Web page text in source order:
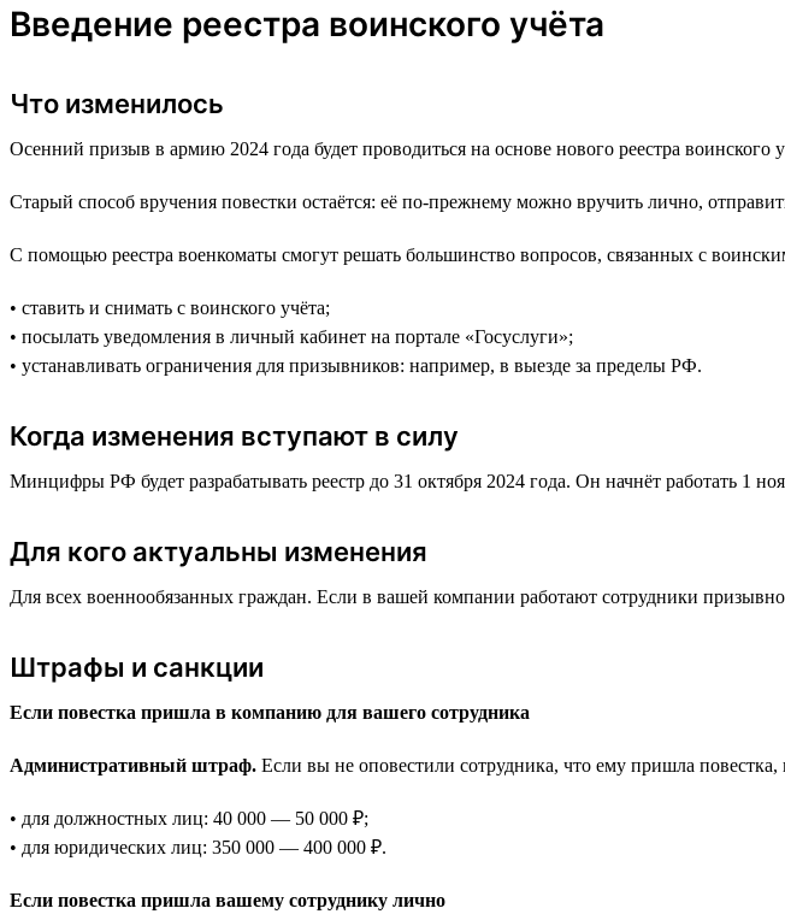
Введение реестра воинского учёта
Что изменилось
Осенний призыв в армию 2024 года будет проводиться на основе нового реестра
Старый способ вручения повестки остаётся: её по-прежнему можно вручить лично,
С помощью реестра военкоматы смогут решать большинство вопросов, связанных с
• ставить и снимать с воинского учёта;
• посылать уведомления в личный кабинет на портале «Госуслуги»;
• устанавливать ограничения для призывников: например, в выезде за пределы РФ.
Когда изменения вступают в силу
Минцифры РФ будет разрабатывать реестр до 31 октября 2024 года. Он начнёт работать 1
Для кого актуальны изменения
Для всех военнообязанных граждан. Если в вашей компании работают сотрудники
Штрафы и санкции
Если повестка пришла в компанию для вашего сотрудника
Административный штраф. Если вы не оповестили сотрудника, что ему пришла
• для должностных лиц: 40 000 — 50 000 ₽;
• для юридических лиц: 350 000 — 400 000 ₽.
Если повестка пришла вашему сотруднику лично